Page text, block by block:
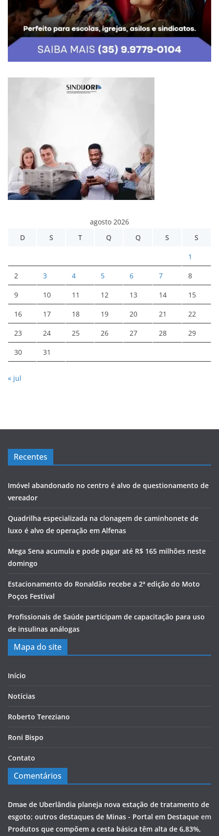
agosto 2026
D
S T Q Q S S
1
2 3 4 5 6 7 8
9 10 11 12 13 14 15
16 17 18 19 20 21 22
23 24 25 26 27 28 29
30 31
« jul
Recentes
Imóvel abandonado no centro é alvo de questionamento de
vereador
Quadrilha especializada na clonagem de caminhonete de
luxo é alvo de operação em Alfenas
Mega Sena acumula e pode pagar até R$ 165 milhões neste
domingo
Estacionamento do Ronaldão recebe a 2ª edição do Moto
Poços Festival
Profissionais de Saúde participam de capacitação para uso
de insulinas análogas
Mapa do site
Início
Notícias
Roberto Tereziano
Roni Bispo
Contato
Comentários
Dmae de Uberlândia planeja nova estação de tratamento de
esgoto; outros destaques de Minas - Portal em Destaque em
Produtos que compõem a cesta básica têm alta de 6,83%,